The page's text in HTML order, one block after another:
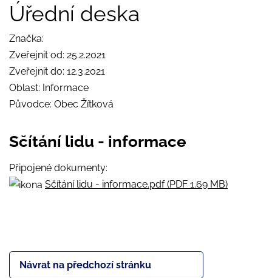
Úřední deska
Značka:
Zveřejnit od: 25.2.2021
Zveřejnit do: 12.3.2021
Oblast: Informace
Původce: Obec Žítková
Sčítání lidu - informace
Připojené dokumenty:
Sčítání lidu - informace.pdf (PDF 1.69 MB)
Návrat na předchozí stránku